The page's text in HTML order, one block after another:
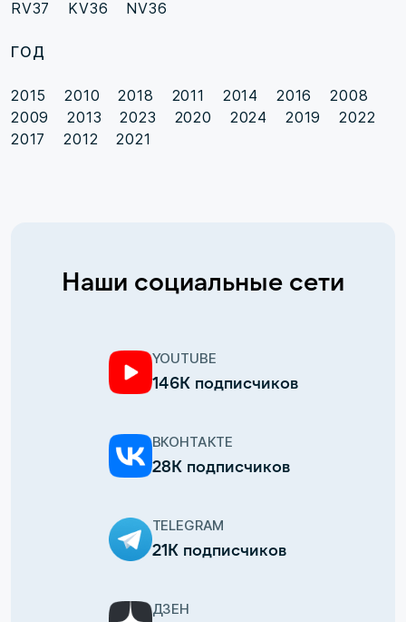
RV37
KV36 NV36
ГОД
2015 2010 2018 2011 2014 2016
2008
2009
2013 2023 2020 2024 2019
2022
2017
2012 2021
Наши социальные сети
YOUTUBE
146К подписчиков
ВКОНТАКТЕ
28К подписчиков
TELEGRAM
21К подписчиков
ДЗЕН